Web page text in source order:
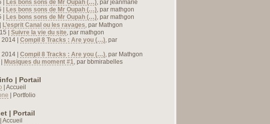
| Les bons sons de Mr Oupah (…) , par jeanmarie
| Les bons sons de Mr Oupah (…) , par mathgon
|
Les bons sons de Mr Oupah (…) , par mathgon
L’esprit Canal ou les ravages , par Mathgon
| Suivre la vie du site , par mathgon
| Compil 8 Tracks : Are you (…) , par
2014 | Compil 8 Tracks : Are you (…) , par Mathgon
Musiques du moment #1 , par bbmirabelles
| Portail
| Accueil
| Portfolio
| Portail
| Accueil